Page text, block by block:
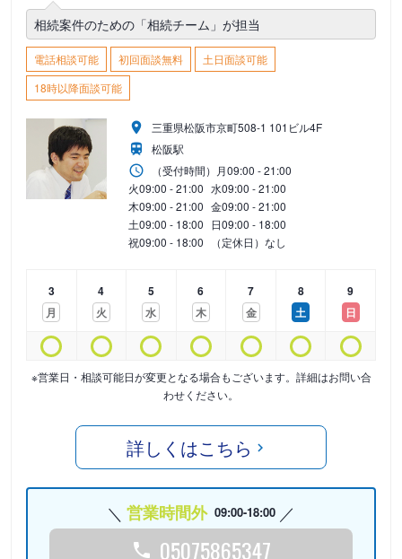
相続案件のための「相続チーム」が担当
電話相談可能 初回面談無料
土日面談可能
18時以降面談可能
三重県松阪市京町508-1 101ビル4F
松阪駅
（受付時間） 月09:00 - 21:00
火09:00 - 21:00 水09:00 - 21:00
木09:00 - 21:00 金09:00 - 21:00
土09:00 - 18:00 日09:00 - 18:00
祝09:00 - 18:00 （定休日）なし
3
月
4
火
5
水
6
木
7
金
8
土
9
日
※営業日・相談可能日が変更となる場合もございます。詳細はお問い合
わせください。
詳しくはこちら
営業時間外 09:00-18:00
05075865347